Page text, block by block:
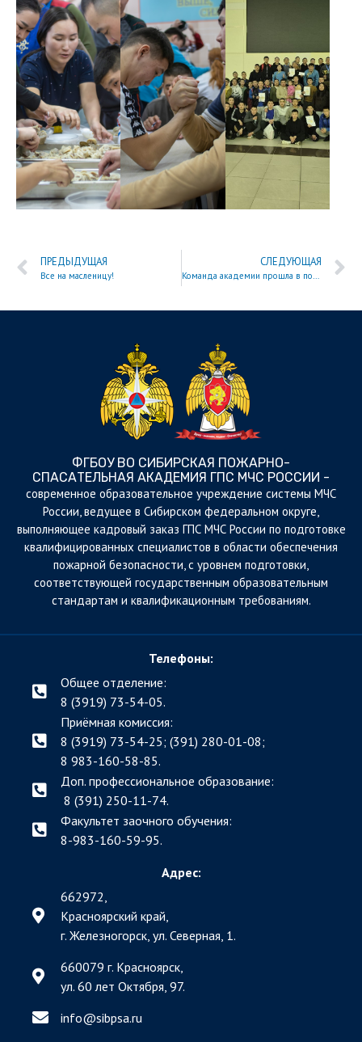
ПРЕДЫДУЩАЯ
Все на масленицу!
СЛЕДУЮЩАЯ
Команда академии прошла в полуфинал студенческой лиги КВН «ПУСК»
ФГБОУ ВО СИБИРСКАЯ ПОЖАРНО-
СПАСАТЕЛЬНАЯ АКАДЕМИЯ ГПС МЧС РОССИИ -
cовременное образовательное учреждение системы МЧС
России, ведущее в Сибирском федеральном округе,
выполняющее кадровый заказ ГПС МЧС России по подготовке
квалифицированных специалистов в области обеспечения
пожарной безопасности, с уровнем подготовки,
соответствующей государственным образовательным
стандартам и квалификационным требованиям.
Телефоны:
Общее отделение:
8 (3919) 73-54-05.
Приёмная комиссия:
8 (3919) 73-54-25; (391) 280-01-08;
8 983-160-58-85.
Доп. профессиональное образование:
8 (391) 250-11-74.
Факультет заочного обучения:
8-983-160-59-95.
Адрес:
662972,
Красноярский край,
г. Железногорск, ул. Северная, 1.
660079 г. Красноярск,
ул. 60 лет Октября, 97.
info@sibpsa.ru